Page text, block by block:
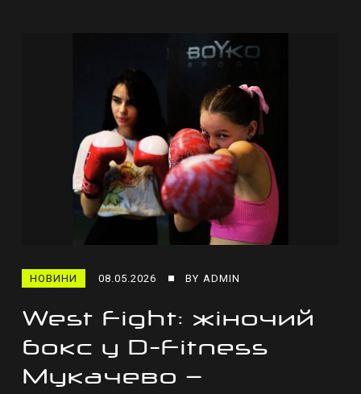
НОВИНИ 08.05.2026 BY ADMIN
West Fight: жіночий
бокс у D-Fitness
Мукачево —